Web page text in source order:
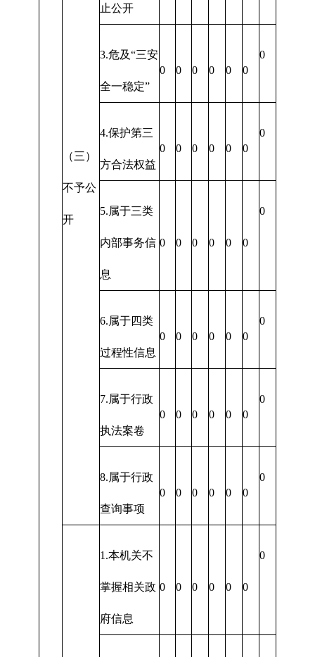
（三）
不予公
开
止公开
3.危及“三安
全一稳定”
0 0 0 0 0 0
0
4.保护第三
方合法权益
0 0 0 0 0 0
0
5.属于三类
内部事务信
息
0 0 0 0 0 0
0
6.属于四类
过程性信息
0 0 0 0 0 0
0
7.属于行政
执法案卷
0 0 0 0 0 0
0
8.属于行政
查询事项
0 0 0 0 0 0
0
1.本机关不
掌握相关政
府信息
0 0 0 0 0 0
0